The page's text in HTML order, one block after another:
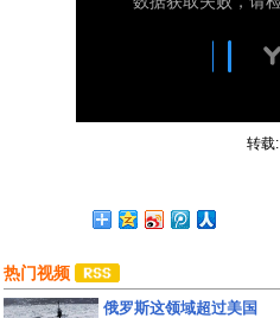
转载:
热门视频
俄罗斯这领域超过美国